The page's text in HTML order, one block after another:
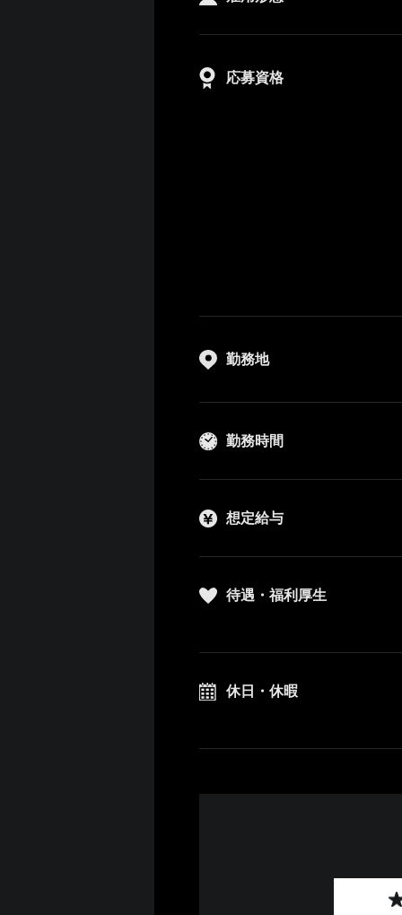
応募資格
勤務地
勤務時間
想定給与
待遇・福利厚生
休日・休暇